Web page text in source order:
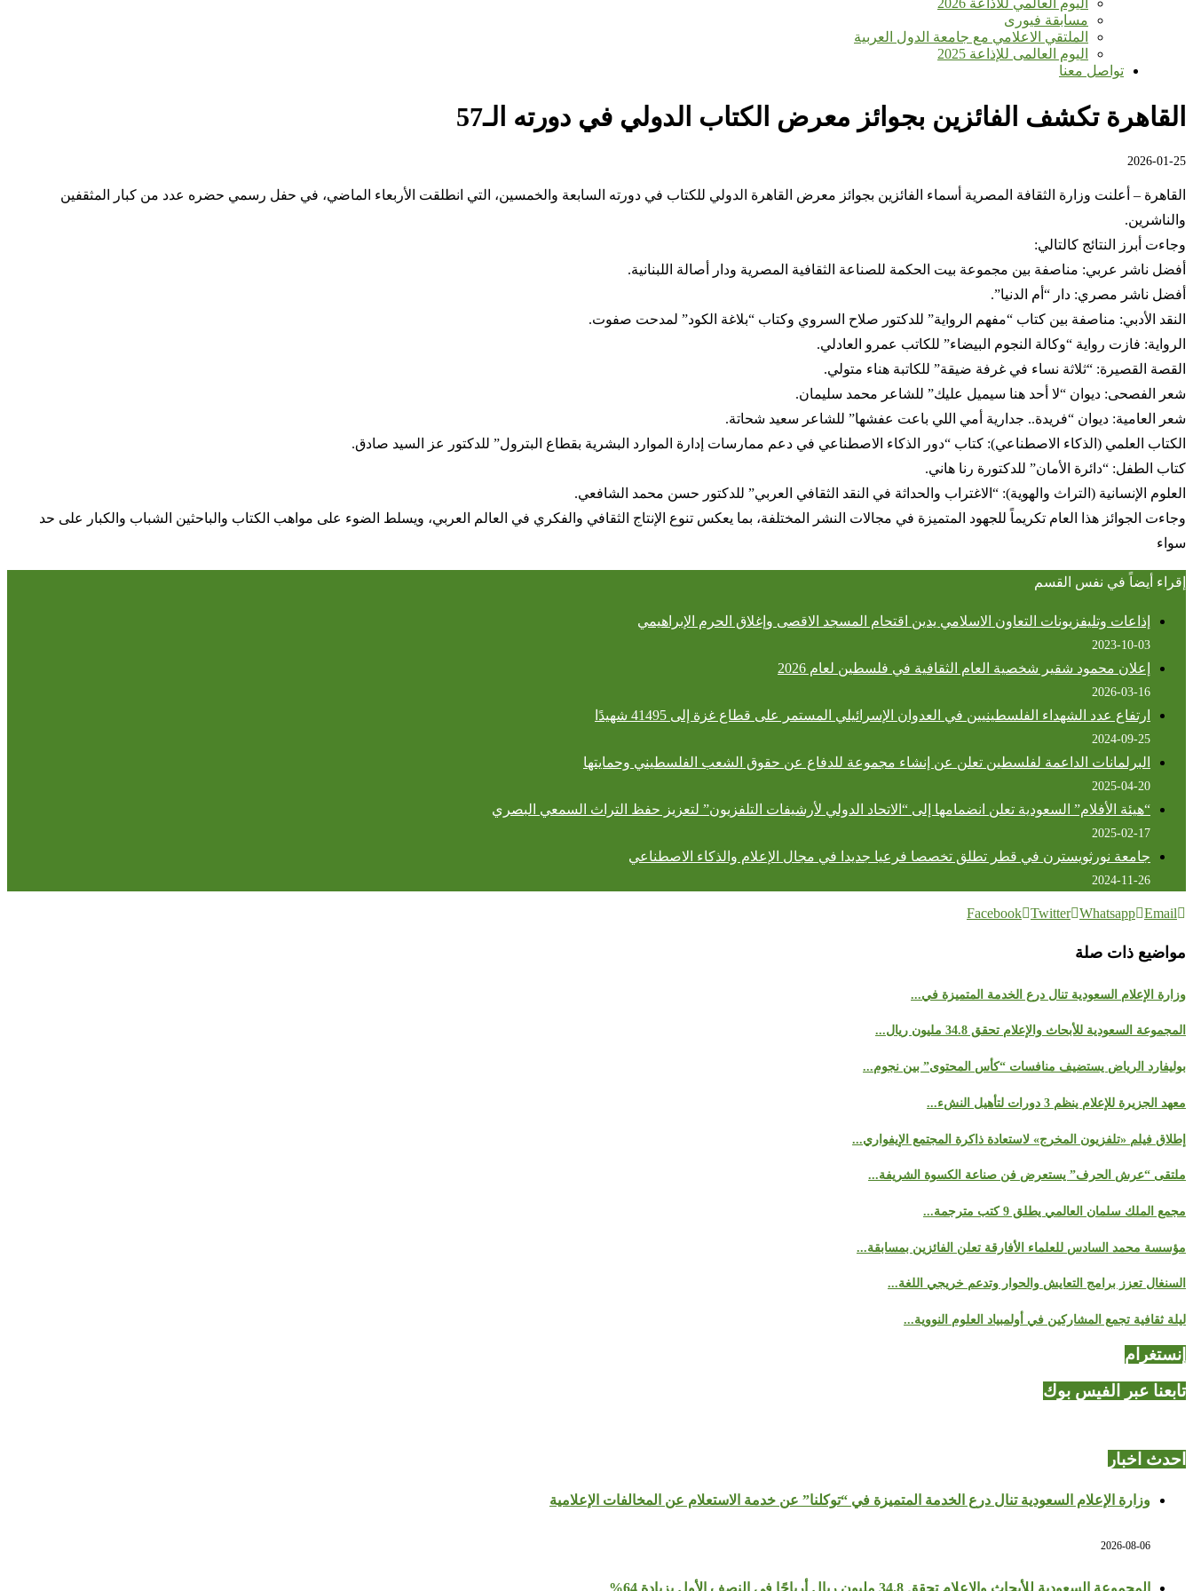
اليوم العالمي للأذاعة 2026
مسابقة فيورى
الملتقي الاعلامي مع جامعة الدول العربية
اليوم العالمى للإذاعة 2025
تواصل معنا
القاهرة تكشف الفائزين بجوائز معرض الكتاب الدولي في دورته الـ57
2026-01-25
القاهرة – أعلنت وزارة الثقافة المصرية أسماء الفائزين بجوائز معرض القاهرة الدولي للكتاب في دورته السابعة والخمسين، التي انطلقت الأربعاء الماضي، في حفل رسمي حضره عدد من كبار المثقفين
والناشرين.
وجاءت أبرز النتائج كالتالي:
أفضل ناشر عربي: مناصفة بين مجموعة بيت الحكمة للصناعة الثقافية المصرية ودار أصالة اللبنانية.
أفضل ناشر مصري: دار “أم الدنيا”.
النقد الأدبي: مناصفة بين كتاب “مفهم الرواية” للدكتور صلاح السروي وكتاب “بلاغة الكود” لمدحت صفوت.
الرواية: فازت رواية “وكالة النجوم البيضاء” للكاتب عمرو العادلي.
القصة القصيرة: “ثلاثة نساء في غرفة ضيقة” للكاتبة هناء متولي.
شعر الفصحى: ديوان “لا أحد هنا سيميل عليك” للشاعر محمد سليمان.
شعر العامية: ديوان “فريدة.. جدارية أمي اللي باعت عفشها” للشاعر سعيد شحاتة.
الكتاب العلمي (الذكاء الاصطناعي): كتاب “دور الذكاء الاصطناعي في دعم ممارسات إدارة الموارد البشرية بقطاع البترول” للدكتور عز السيد صادق.
كتاب الطفل: “دائرة الأمان” للدكتورة رنا هاني.
العلوم الإنسانية (التراث والهوية): “الاغتراب والحداثة في النقد الثقافي العربي” للدكتور حسن محمد الشافعي.
وجاءت الجوائز هذا العام تكريماً للجهود المتميزة في مجالات النشر المختلفة، بما يعكس تنوع الإنتاج الثقافي والفكري في العالم العربي، ويسلط الضوء على مواهب الكتاب والباحثين الشباب والكبار على حد
سواء
إقراء أيضاً في نفس القسم
إذاعات وتليفزيونات التعاون الاسلامي يدين اقتحام المسجد الاقصى وإغلاق الحرم الإبراهيمي
2023-10-03
إعلان محمود شقير شخصية العام الثقافية في فلسطين لعام 2026
2026-03-16
ارتفاع عدد الشهداء الفلسطينيين في العدوان الإسرائيلي المستمر على قطاع غزة إلى 41495 شهيدًا
2024-09-25
اﻟﺒﺮﻟﻤﺎﻧﺎت اﻟﺪاﻋﻤﺔ ﻟﻔﻠﺴﻄﯿﻦ تعلن عن إنشاء مجموعة ﻟﻠﺪﻓﺎع ﻋﻦ ﺣﻘﻮق الشعب الفلسطيني وﺣﻤﺎﯾﺘﮭﺎ
2025-04-20
“هيئة الأفلام” السعودية تعلن انضمامها إلى “الاتحاد الدولي لأرشيفات التلفزيون” لتعزيز حفظ التراث السمعي البصري
2025-02-17
جامعة نورثويسترن في قطر تطلق تخصصا فرعيا جديدا في مجال الإعلام والذكاء الاصطناعي
2024-11-26
Facebook Twitter Whatsapp Email
مواضيع ذات صلة
وزارة الإعلام السعودية تنال درع الخدمة المتميزة في...
المجموعة السعودية للأبحاث والإعلام تحقق 34.8 مليون ريال...
بوليفارد الرياض يستضيف منافسات “كأس المحتوى” بين نجوم...
معهد الجزيرة للإعلام ينظم 3 دورات لتأهيل النشء...
إطلاق فيلم «تلفزيون المخرج» لاستعادة ذاكرة المجتمع الإيفواري...
ملتقى “عرش الحرف” يستعرض فن صناعة الكسوة الشريفة...
مجمع الملك سلمان العالمي يطلق 9 كتب مترجمة...
مؤسسة محمد السادس للعلماء الأفارقة تعلن الفائزين بمسابقة...
السنغال تعزز برامج التعايش والحوار وتدعم خريجي اللغة...
ليلة ثقافية تجمع المشاركين في أولمبياد العلوم النووية...
إنستغرام
تابعنا عبر الفيس بوك
احدث اخبار
وزارة الإعلام السعودية تنال درع الخدمة المتميزة في “توكلنا” عن خدمة الاستعلام عن المخالفات الإعلامية
2026-08-06
المجموعة السعودية للأبحاث والإعلام تحقق 34.8 مليون ريال أرباحًا في النصف الأول بزيادة 64%